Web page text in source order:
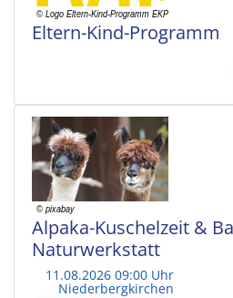
Eltern-Kind-Programm
Alpaka-Kuschelzeit &
Naturwerkstatt
11.08.2026 09:00 Uhr
Niederbergkirchen